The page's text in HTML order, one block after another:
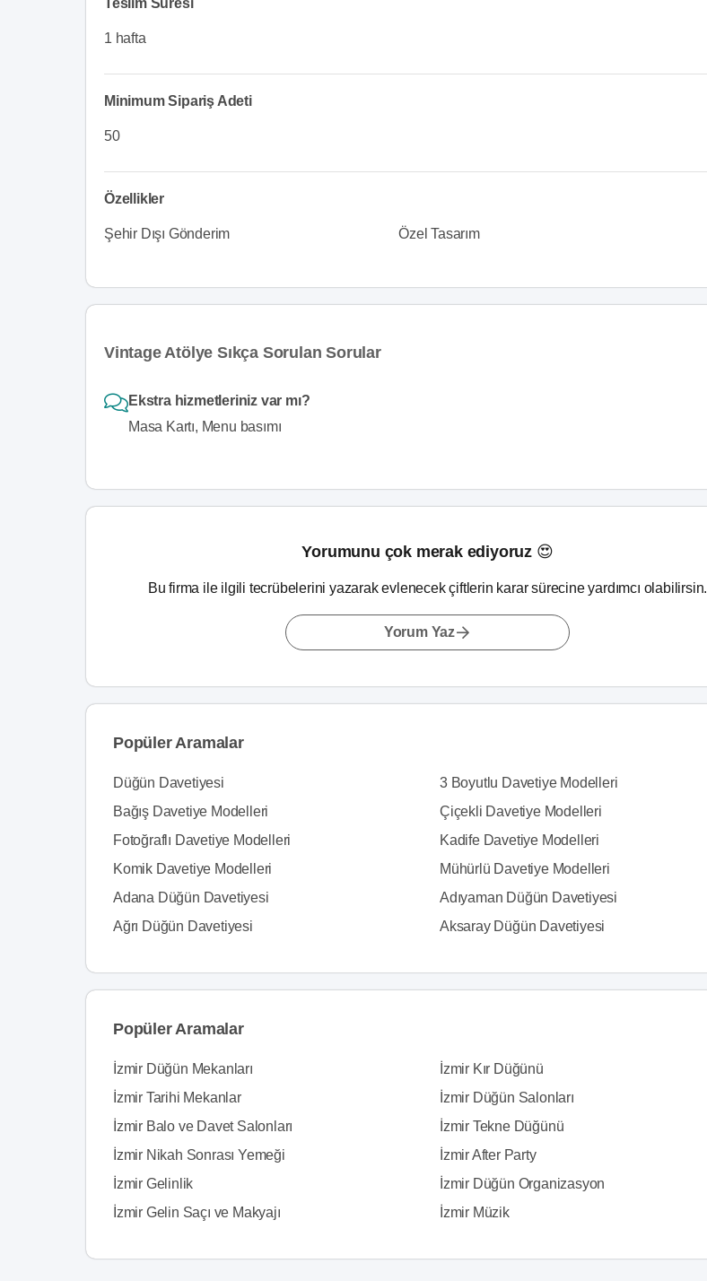
1 hafta
Minimum Sipariş Adeti
50
Özellikler
Şehir Dışı Gönderim Özel Tasarım
Vintage Atölye Sıkça Sorulan Sorular
Ekstra hizmetleriniz var mı?
Masa Kartı, Menu basımı
Yorumunu çok merak ediyoruz 😍
Bu firma ile ilgili tecrübelerini yazarak evlenecek çiftlerin karar sürecine yardımcı olabilirsin.
Yorum Yaz
Popüler Aramalar
Düğün Davetiyesi 3 Boyutlu Davetiye Modelleri
Bağış Davetiye Modelleri
Çiçekli Davetiye Modelleri
Fotoğraflı Davetiye Modelleri
Kadife Davetiye Modelleri
Komik Davetiye Modelleri
Mühürlü Davetiye Modelleri
Adana Düğün Davetiyesi
Adıyaman Düğün Davetiyesi
Ağrı Düğün Davetiyesi
Aksaray Düğün Davetiyesi
Popüler Aramalar
İzmir Düğün Mekanları İzmir Kır Düğünü
İzmir Tarihi Mekanlar
İzmir Düğün Salonları
İzmir Balo ve Davet Salonları
İzmir Tekne Düğünü
İzmir Nikah Sonrası Yemeği
İzmir After Party
İzmir Gelinlik
İzmir Düğün Organizasyon
İzmir Gelin Saçı ve Makyajı
İzmir Müzik